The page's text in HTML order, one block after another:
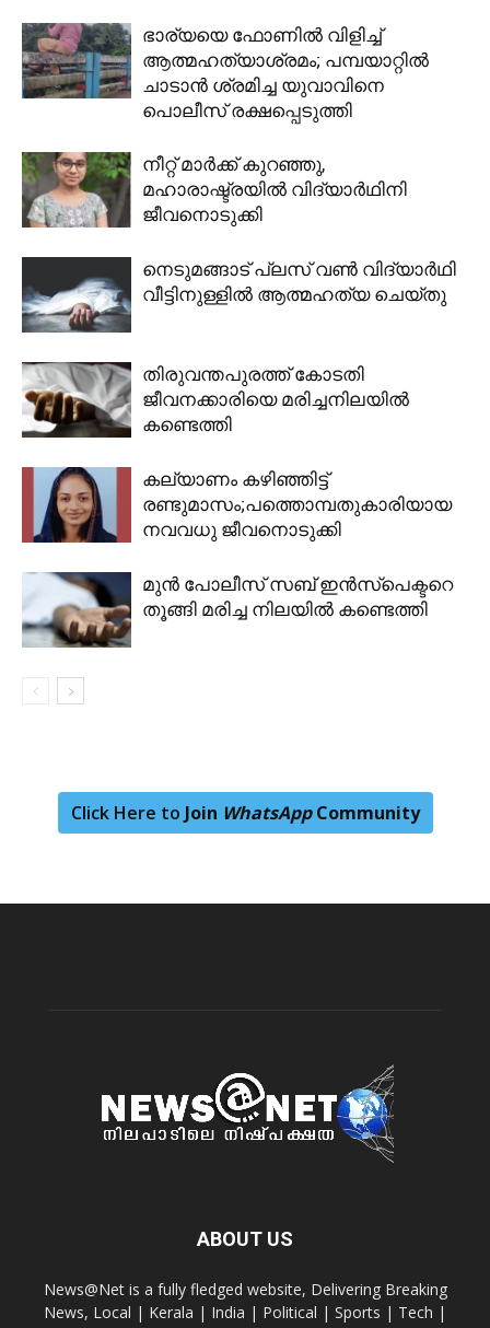
ഭാര്യയെ ഫോണില്‍ വിളിച്ച്
ആത്മഹത്യാശ്രമം; പമ്പയാറ്റില്‍
ചാടാന്‍ ശ്രമിച്ച യുവാവിനെ
പൊലീസ് രക്ഷപ്പെടുത്തി
നീറ്റ് മാർക്ക് കുറഞ്ഞു,
മഹാരാഷ്ട്രയിൽ വിദ്യാർഥിനി
ജീവനൊടുക്കി
നെടുമങ്ങാട് പ്ലസ് വൺ വിദ്യാർഥി
വീട്ടിനുള്ളിൽ ആത്മഹത്യ ചെയ്തു
തിരുവന്തപുരത്ത് കോടതി
ജീവനക്കാരിയെ മരിച്ചനിലയിൽ
കണ്ടെത്തി
കല്യാണം കഴിഞ്ഞിട്ട്
രണ്ടുമാസം;പത്തൊമ്പതുകാരിയായ
നവവധു ജീവനൊടുക്കി
മുൻ പോലീസ് സബ് ഇൻസ്പെക്ടറെ
തൂങ്ങി മരിച്ച നിലയിൽ കണ്ടെത്തി
Click Here to Join WhatsAppCommunity
ABOUT US
News@Net is a fully fledged website, Delivering Breaking
News, Local | Kerala | India | Political | Sports | Tech |